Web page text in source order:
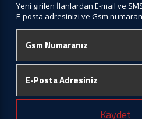
Yeni girilen İlanlardan E-mail ve
E-posta adresinizi ve Gsm
Kaydet